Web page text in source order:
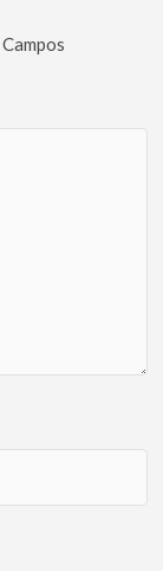
Campos